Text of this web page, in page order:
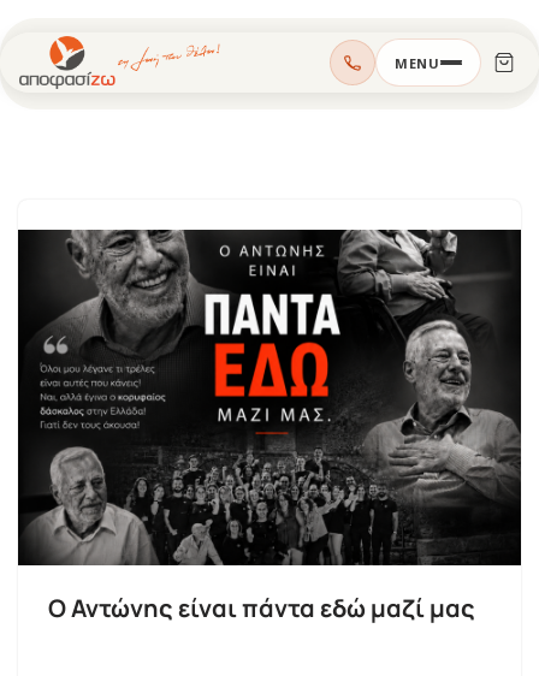
Μεταπηδήστε
στο
MENU
Ο Αντώνης είναι πάντα εδώ μαζί μας